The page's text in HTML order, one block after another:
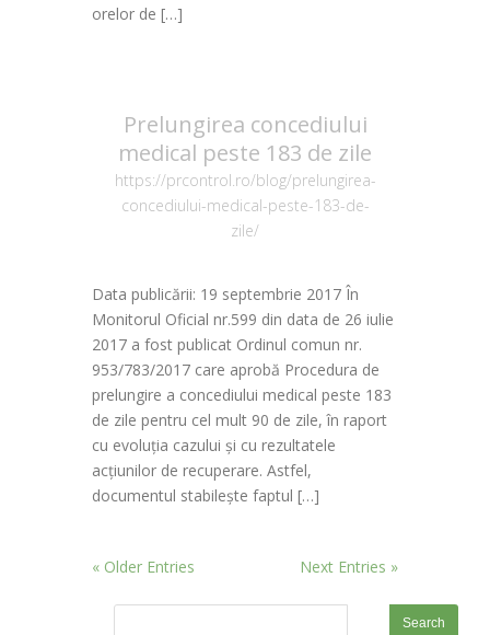
orelor de […]
Prelungirea concediului
medical peste 183 de zile
https://prcontrol.ro/blog/prelungirea-
concediului-medical-peste-183-de-
zile/
Data publicării: 19 septembrie 2017 În
Monitorul Oficial nr.599 din data de 26 iulie
2017 a fost publicat Ordinul comun nr.
953/783/2017 care aprobă Procedura de
prelungire a concediului medical peste 183
de zile pentru cel mult 90 de zile, în raport
cu evoluția cazului și cu rezultatele
acțiunilor de recuperare. Astfel,
documentul stabilește faptul […]
« Older Entries Next Entries »